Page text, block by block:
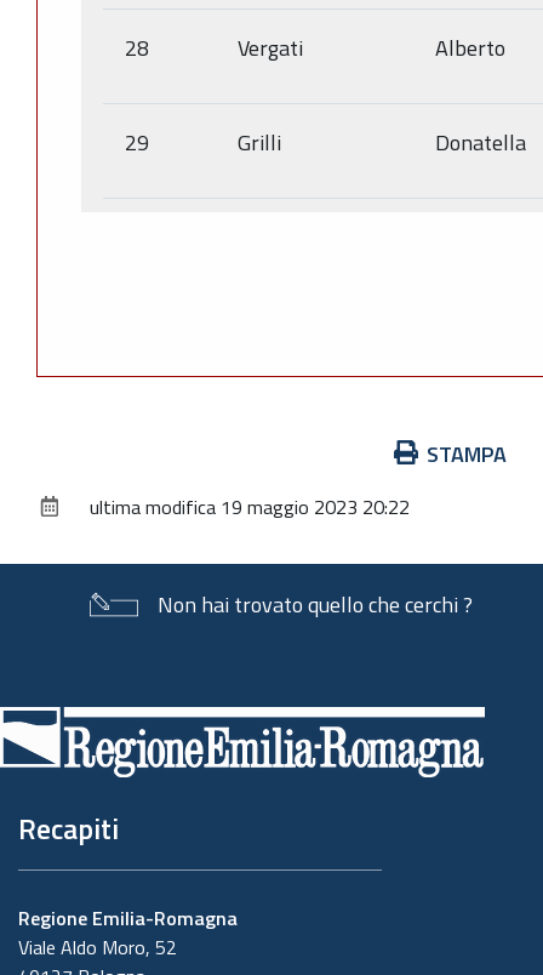
28 Vergati Alberto
29 Grilli Donatella
documento
STAMPA
ultima modifica 19 maggio 2023 20:22
Non hai trovato quello che cerchi ?
di
pagina
Recapiti
Regione Emilia-Romagna
Viale Aldo Moro, 52